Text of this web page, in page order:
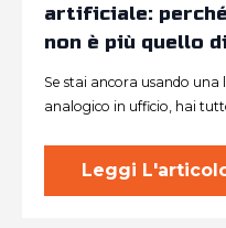
artificiale:
non è più quello
Se stai ancora usando una
analogico in ufficio, hai
Leggi